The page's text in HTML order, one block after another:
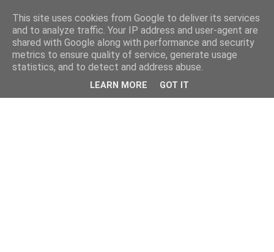
This site uses cookies from Google to deliver its services
and to analyze traffic. Your IP address and user-agent are
shared with Google along with performance and security
metrics to ensure quality of service, generate usage
statistics, and to detect and address abuse.
LEARN MORE GOT IT